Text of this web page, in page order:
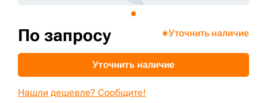
По запросу Уточнить наличие
Уточнить наличие
Нашли дешевле? Сообщите!
+7 (499) 394-50-93